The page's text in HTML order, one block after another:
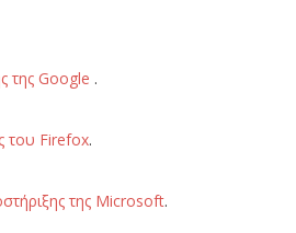
της Google .
του Firefox.
της Microsoft.